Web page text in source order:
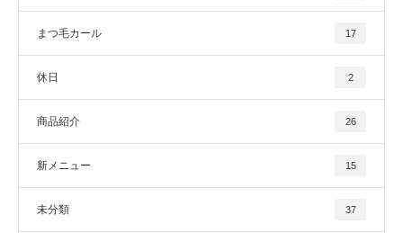
まつ毛カール 17
休日 2
商品紹介 26
新メニュー 15
未分類 37